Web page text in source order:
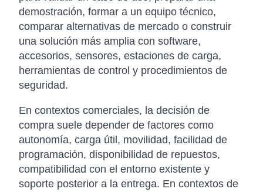
demostración, formar a un equipo técnico,
comparar alternativas de mercado o construir
una solución más amplia con software,
accesorios, sensores, estaciones de carga,
herramientas de control y procedimientos de
seguridad.
En contextos comerciales, la decisión de
compra suele depender de factores como
autonomía, carga útil, movilidad, facilidad de
programación, disponibilidad de repuestos,
compatibilidad con el entorno existente y
soporte posterior a la entrega. En contextos de